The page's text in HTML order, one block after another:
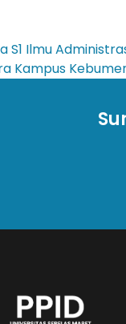
S1 Ilmu
Kampus